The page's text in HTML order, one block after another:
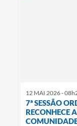
12 MAI 2026 -
7ª SESSÃO
RECONHECE